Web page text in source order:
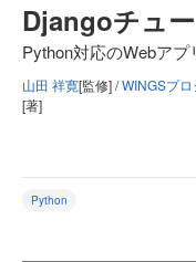
Djangoチュ
Python対応のWebア
山田 祥寛[監修] /WINGSプロ
[著]
Python